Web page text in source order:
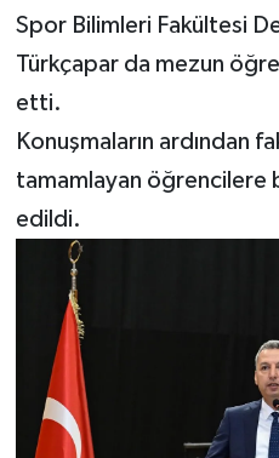
Spor Bilimleri Fakültesi
Türkçapar da mezun
etti.
Konuşmaların ardından
tamamlayan öğrencilere
edildi.